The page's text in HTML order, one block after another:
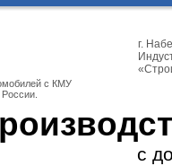
с КМУ
г.
с